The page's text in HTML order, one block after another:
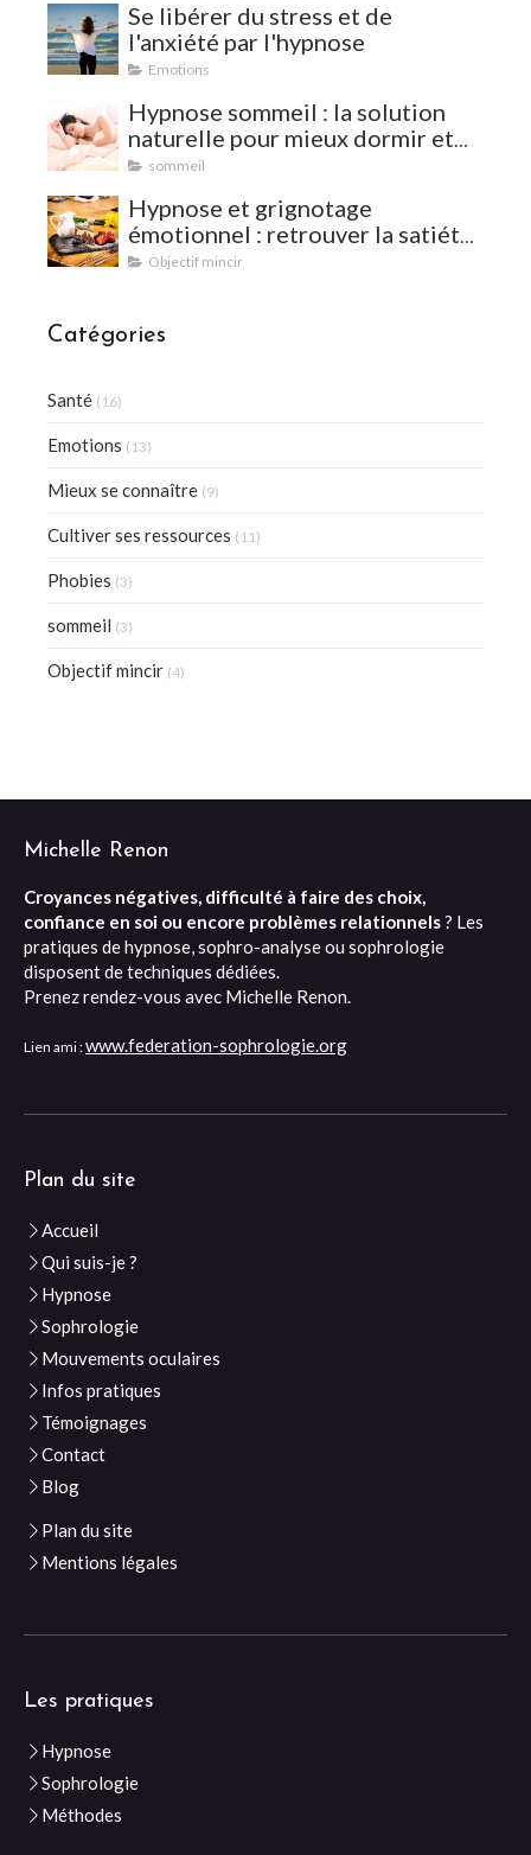
Se libérer du stress et de
l'anxiété par l'hypnose
Emotions
Hypnose sommeil : la solution
naturelle pour mieux dormir et
vaincre les insomnies
sommeil
Hypnose et grignotage
émotionnel : retrouver la satiété
et l'équilibre
Objectif mincir
Catégories
Santé (16)
Emotions (13)
Mieux se connaître (9)
Cultiver ses ressources (11)
Phobies (3)
sommeil (3)
Objectif mincir (4)
Michelle Renon
Croyances négatives, difficulté à faire des choix,
confiance en soi ou encore problèmes relationnels? Les
pratiques de hypnose, sophro-analyse ou sophrologie
disposent de techniques dédiées.
Prenez rendez-vous avec Michelle Renon.
Lien ami :www.federation-sophrologie.org
Plan du site
Accueil
Qui suis-je ?
Hypnose
Sophrologie
Mouvements oculaires
Infos pratiques
Témoignages
Contact
Blog
Plan du site
Mentions légales
Les pratiques
Hypnose
Sophrologie
Méthodes